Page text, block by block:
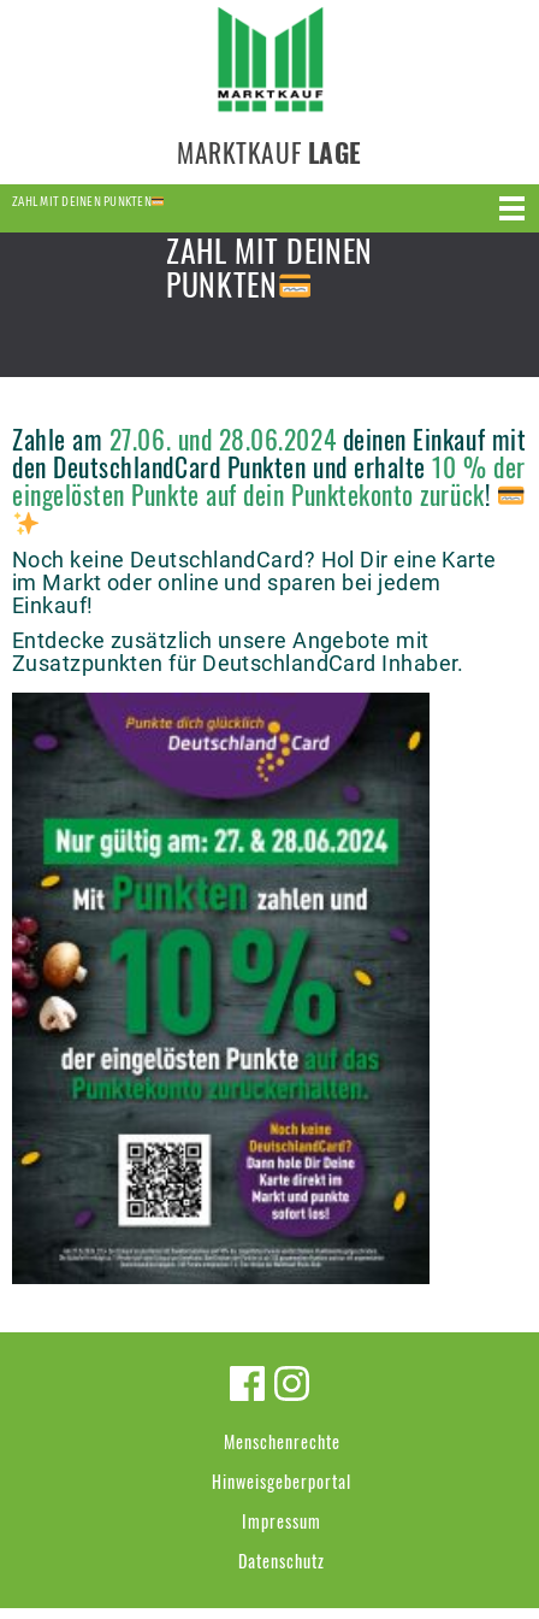
MARKTKAUF LAGE
ZAHL MIT DEINEN PUNKTEN
ZAHL MIT DEINEN
PUNKTEN
Zahle am 27.06. und 28.06.2024 deinen Einkauf mit
den DeutschlandCard Punkten und erhalte10 % der
eingelösten Punkte auf dein Punktekonto zurück!
Noch keine DeutschlandCard? Hol Dir eine Karte
im Markt oder online und sparen bei jedem
Einkauf!
Entdecke zusätzlich unsere Angebote mit
Zusatzpunkten für DeutschlandCard Inhaber.
Menschenrechte
Hinweisgeberportal
Impressum
Datenschutz